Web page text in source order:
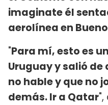
imaginate él
aerolínea en
"Para mí, esto es
Uruguay y salió de
no hable y que no
demás. Ir a Qatar